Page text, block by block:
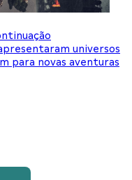
universos
para novas aventuras